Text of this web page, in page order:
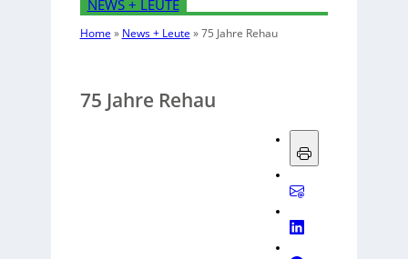
NEWS + LEUTE
Home » News + Leute »75 Jahre Rehau
75 Jahre Rehau